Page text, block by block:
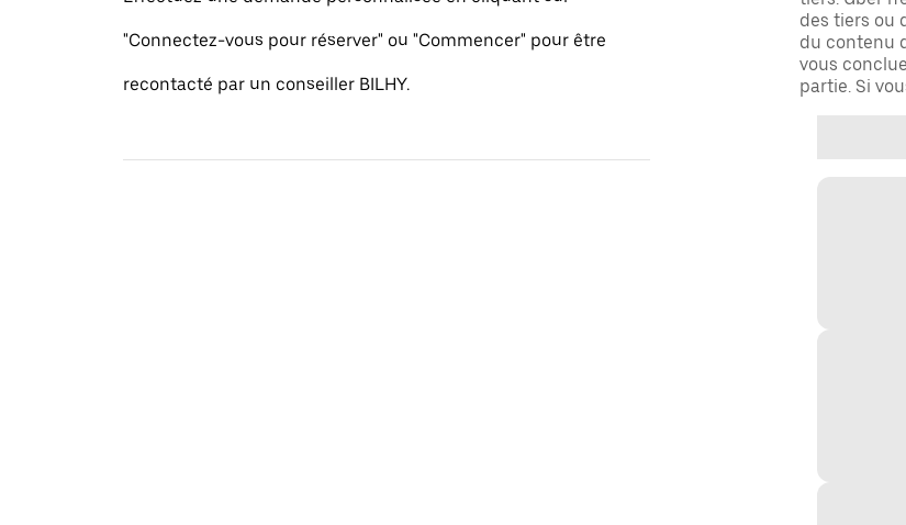
"Connectez-vous pour réserver" ou "Commencer" pour être
recontacté par un conseiller BILHY.
des tiers ou
du contenu
vous
partie. Si